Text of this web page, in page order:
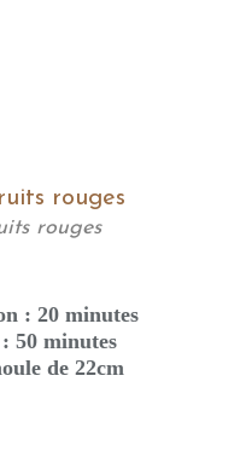
rouges
: 20 minutes
50 minutes
de 22cm